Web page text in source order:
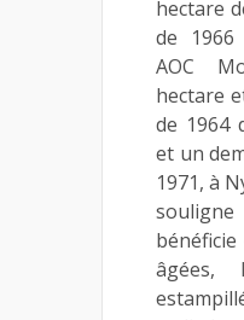
hectare
de
AOC
hectare
de 1964
et un
1971, à
âgées,